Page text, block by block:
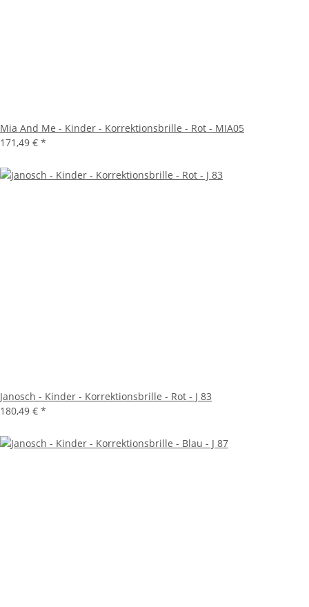
Mia And Me - Kinder - Korrektionsbrille - Rot - MIA05
171,49 € *
Janosch - Kinder - Korrektionsbrille - Rot - J 83
180,49 € *